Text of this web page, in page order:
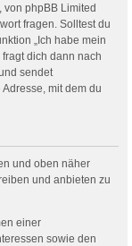
von phpBB Limited
fragen. Solltest du
„Ich habe mein
dich dann nach
sendet
mit dem du
und oben näher
und anbieten zu
einer
sowie den